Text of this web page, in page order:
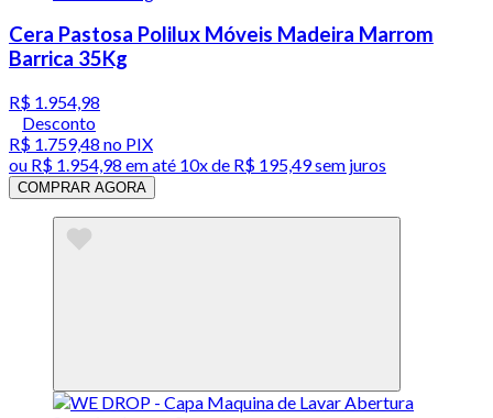
Cera Pastosa Polilux Móveis Madeira Marrom
Barrica 35Kg
R$ 1.954,98
Desconto
R$ 1.759,48 no PIX
ou R$ 1.954,98 em até 10x de R$ 195,49 sem juros
COMPRAR AGORA